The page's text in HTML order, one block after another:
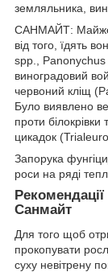
земляльника,
САНМАЙТ: Майже
від того, їдять
spp., Panonychus
виноградовий
червоний кліщ
Було виявлено
проти
цикадок
Запорука
роси на ряді
Санмайт
Для того щоб
прокопувати
суху невітрену